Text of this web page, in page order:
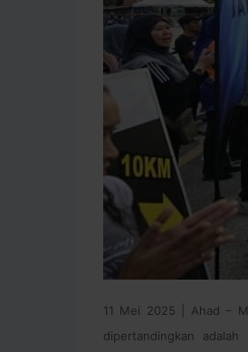
11 Mei 2025 | Ahad –
dipertandingkan